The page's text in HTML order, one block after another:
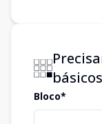
básicos
Bloco*